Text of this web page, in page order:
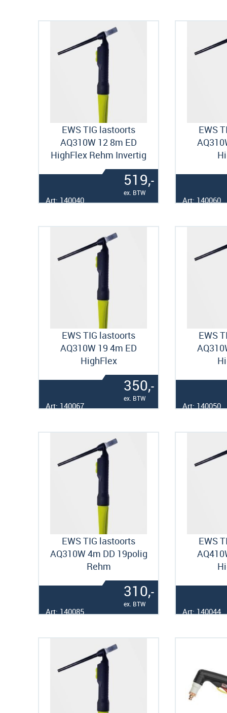
EWS TIG lastoorts
AQ310W 12 8m ED
HighFlex Rehm Invertig
519,-
ex. BTW
Art: 140040
EWS
Art: 140060
EWS TIG lastoorts
AQ310W 19 4m ED
HighFlex
350,-
ex. BTW
Art: 140067
EWS
Art: 140050
EWS TIG lastoorts
AQ310W 4m DD 19polig
Rehm
310,-
ex. BTW
Art: 140085
EWS
Art: 140044